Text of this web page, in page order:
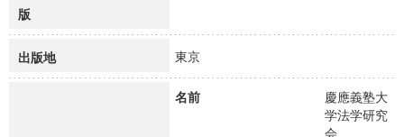
版
出版地 東京
名前
慶應義塾大
学法学研究
会